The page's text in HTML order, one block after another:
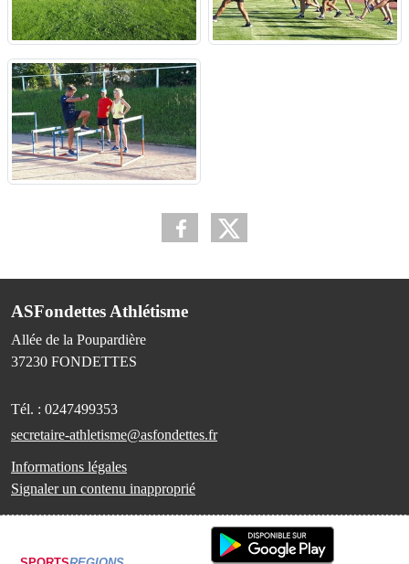
ASFondettes Athlétisme
Allée de la Poupardière
37230 FONDETTES
Tél. : 0247499353
secretaire-athletisme@asfondettes.fr
Informations légales
Signaler un contenu inapproprié